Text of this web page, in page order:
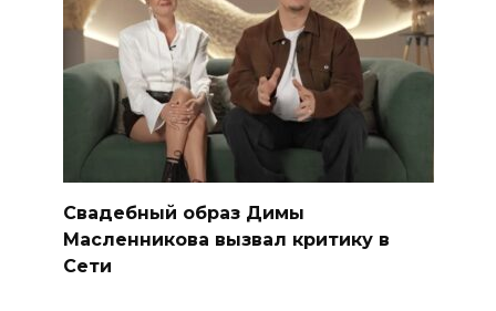
Свадебный образ Димы
Масленникова вызвал критику в
Сети